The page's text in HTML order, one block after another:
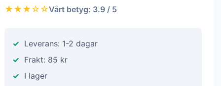
★★★☆☆Vårt betyg: 3.9 / 5
Leverans: 1-2 dagar
Frakt: 85 kr
I lager